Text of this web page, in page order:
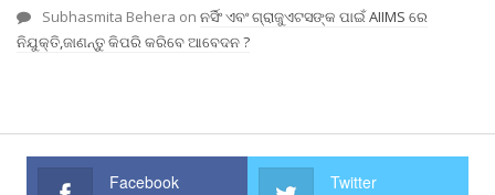
Subhasmita Behera on ନର୍ସିଂ ଏବଂ ଗ୍ରାଜୁଏଟସଙ୍କ ପାଇଁ AIIMS ରେ
ନିଯୁକ୍ତି,ଜାଣନ୍ତୁ କିପରି କରିବେ ଆବେଦନ ?
Facebook Twitter